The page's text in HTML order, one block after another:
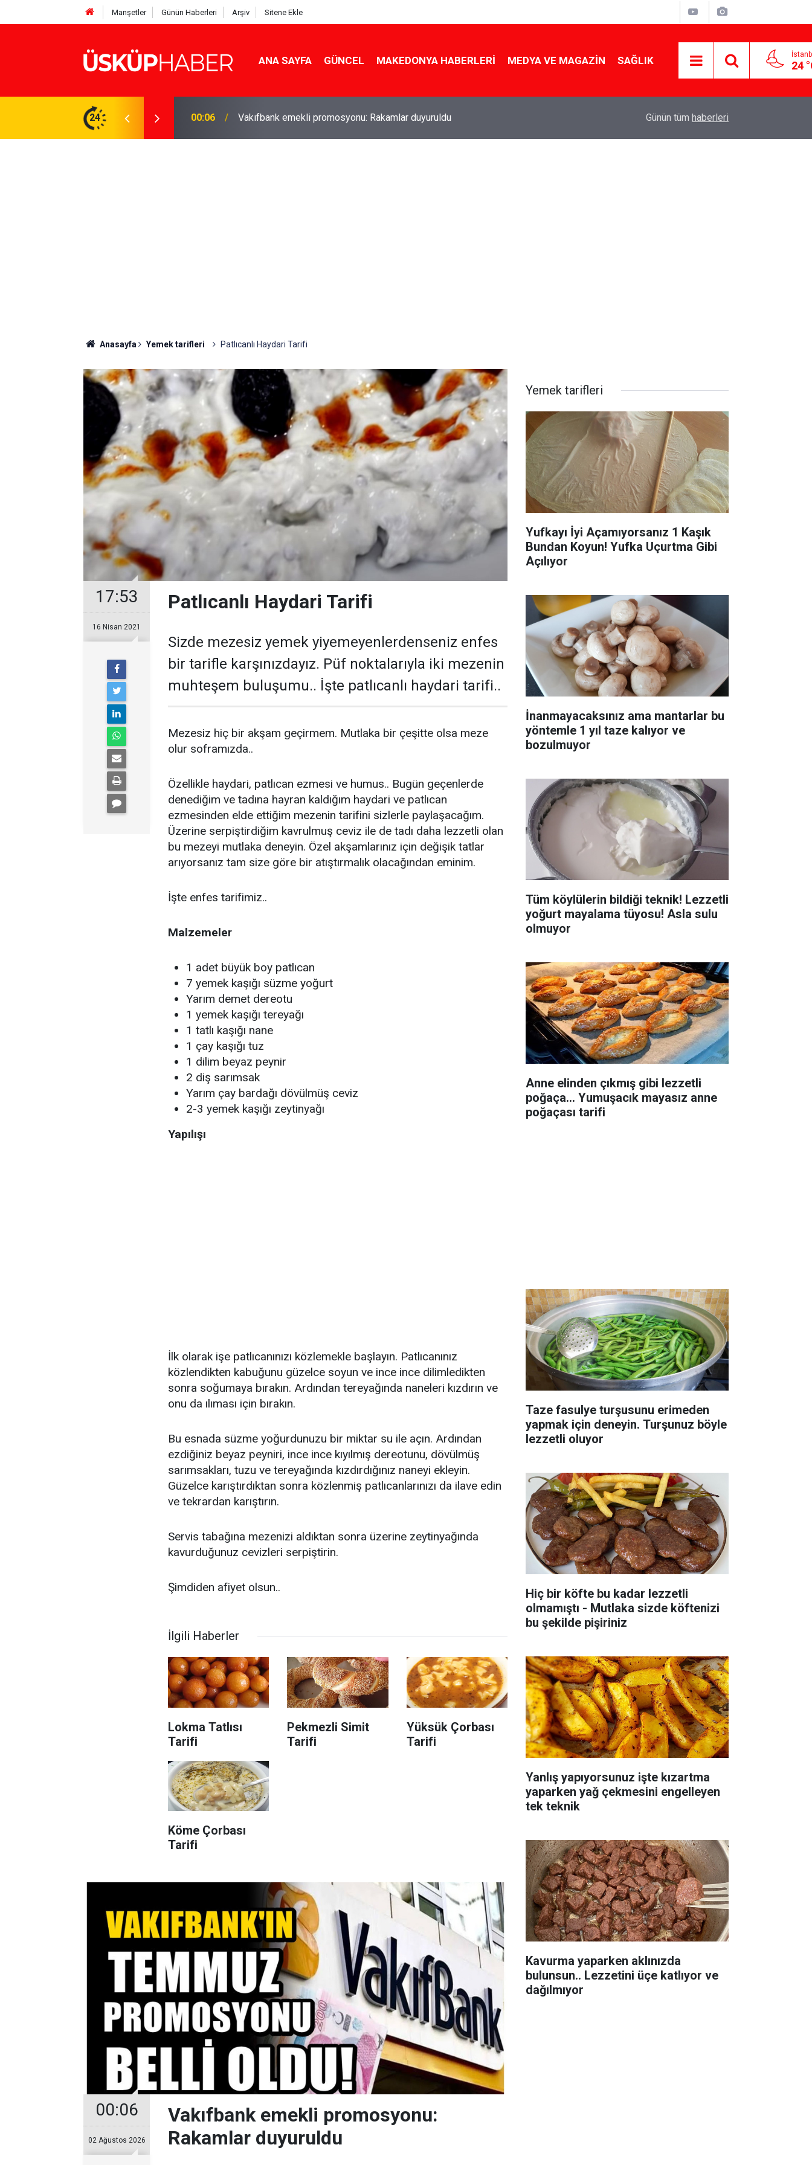
Manşetler Günün Haberleri Arşiv Sitene Ekle
ANA SAYFA GÜNCEL MAKEDONYA HABERLERI MEDYA VE MAGAZIN SAĞLIK 24
24 19:21 Gözde oldu! Hem köy hem mahalle hayatı iç içe! İzmir'deki doğal semt
yapmanın sırrı
Günün tüm haberleri
Anasayfa Yemek tarifleri Patlıcanlı Haydari Tarifi
17:53
16 Nisan 2021
Patlıcanlı Haydari Tarifi
Sizde mezesiz yemek yiyemeyenlerdenseniz enfes
bir tarifle karşınızdayız. Püf noktalarıyla iki mezenin
muhteşem buluşumu.. İşte patlıcanlı haydari tarifi..
Mezesiz hiç bir akşam geçirmem. Mutlaka bir çeşitte olsa meze
olur soframızda..
Özellikle haydari, patlıcan ezmesi ve humus.. Bugün geçenlerde
denediğim ve tadına hayran kaldığım haydari ve patlıcan
ezmesinden elde ettiğim mezenin tarifini sizlerle paylaşacağım.
Üzerine serpiştirdiğim kavrulmuş ceviz ile de tadı daha lezzetli olan
bu mezeyi mutlaka deneyin. Özel akşamlarınız için değişik tatlar
arıyorsanız tam size göre bir atıştırmalık olacağından eminim.
İşte enfes tarifimiz..
Malzemeler
1 adet büyük boy patlıcan
7 yemek kaşığı süzme yoğurt
Yarım demet dereotu
1 yemek kaşığı tereyağı
1 tatlı kaşığı nane
1 çay kaşığı tuz
1 dilim beyaz peynir
2 diş sarımsak
Yarım çay bardağı dövülmüş ceviz
2-3 yemek kaşığı zeytinyağı
Yapılışı
İlk olarak işe patlıcanınızı közlemekle başlayın. Patlıcanınız
közlendikten kabuğunu güzelce soyun ve ince ince dilimledikten
sonra soğumaya bırakın. Ardından tereyağında naneleri kızdırın ve
onu da ılıması için bırakın.
Bu esnada süzme yoğurdunuzu bir miktar su ile açın. Ardından
ezdiğiniz beyaz peyniri, ince ince kıyılmış dereotunu, dövülmüş
sarımsakları, tuzu ve tereyağında kızdırdığınız naneyi ekleyin.
Güzelce karıştırdıktan sonra közlenmiş patlıcanlarınızı da ilave edin
ve tekrardan karıştırın.
Servis tabağına mezenizi aldıktan sonra üzerine zeytinyağında
kavurduğunuz cevizleri serpiştirin.
Şimdiden afiyet olsun..
İlgili Haberler
Lokma Tatlısı
Tarifi
Pekmezli Simit
Tarifi
Yüksük Çorbası
Tarifi
Köme Çorbası
Tarifi
00:06
02 Ağustos 2026
Vakıfbank emekli promosyonu:
Rakamlar duyuruldu
Yemek tarifleri
Yufkayı İyi Açamıyorsanız 1 Kaşık
Bundan Koyun! Yufka Uçurtma Gibi
Açılıyor
İnanmayacaksınız ama mantarlar bu
yöntemle 1 yıl taze kalıyor ve
bozulmuyor
Tüm köylülerin bildiği teknik! Lezzetli
yoğurt mayalama tüyosu! Asla sulu
olmuyor
Anne elinden çıkmış gibi lezzetli
poğaça... Yumuşacık mayasız anne
poğaçası tarifi
Taze fasulye turşusunu erimeden
yapmak için deneyin. Turşunuz böyle
lezzetli oluyor
Hiç bir köfte bu kadar lezzetli
olmamıştı - Mutlaka sizde köftenizi
bu şekilde pişiriniz
Yanlış yapıyorsunuz işte kızartma
yaparken yağ çekmesini engelleyen
tek teknik
Kavurma yaparken aklınızda
bulunsun.. Lezzetini üçe katlıyor ve
dağılmıyor